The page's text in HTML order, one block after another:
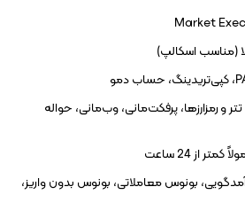
(مناسب اسکالپ)
و رمزارزها، پرفکت‌مانی، وب‌مانی، حواله
از 24 ساعت
بونوس معاملاتی، بونوس بدون واریز،